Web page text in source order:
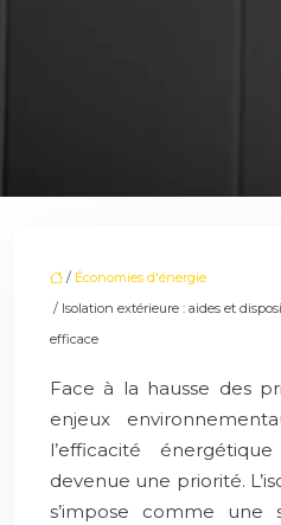
/ Économies d'énergie
/ Isolation extérieure : aides et
efficace
Face à la hausse des
enjeux
l’efficacité
devenue une priorité.
s’impose comme une